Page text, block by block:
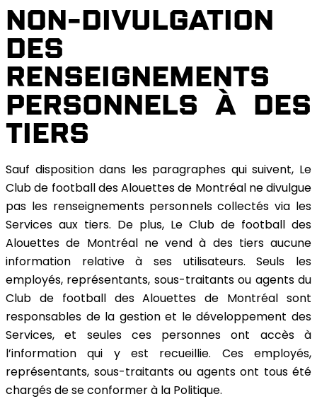
NON-DIVULGATION
DES
RENSEIGNEMENTS
PERSONNELS À DES
TIERS
Sauf disposition dans les paragraphes qui suivent, Le
Club de football des Alouettes de Montréal ne divulgue
pas les renseignements personnels collectés via les
Services aux tiers. De plus, Le Club de football des
Alouettes de Montréal ne vend à des tiers aucune
information relative à ses utilisateurs. Seuls les
employés, représentants, sous-traitants ou agents du
Club de football des Alouettes de Montréal sont
responsables de la gestion et le développement des
Services, et seules ces personnes ont accès à
l’information qui y est recueillie. Ces employés,
représentants, sous-traitants ou agents ont tous été
chargés de se conformer à la Politique.